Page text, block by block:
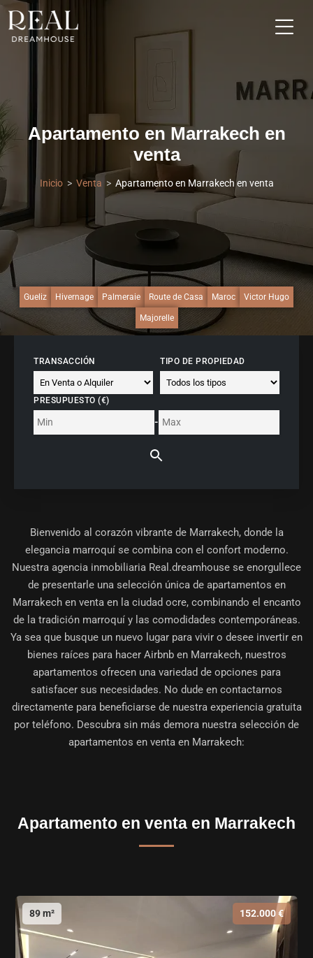
Apartamento en Marrakech en
venta
Inicio Venta Apartamento en Marrakech en venta
Gueliz Hivernage Palmeraie Route de Casa Maroc Victor Hugo
Majorelle
TRANSACCIÓN TIPO DE PROPIEDAD
PRESUPUESTO (€)
-
Bienvenido al corazón vibrante de Marrakech, donde la
elegancia marroquí se combina con el confort moderno.
Nuestra agencia inmobiliaria Real.dreamhouse se enorgullece
de presentarle una selección única de apartamentos en
Marrakech en venta en la ciudad ocre, combinando el encanto
de la tradición marroquí y las comodidades contemporáneas.
Ya sea que busque un nuevo lugar para vivir o desee invertir en
bienes raíces para hacer Airbnb en Marrakech, nuestros
apartamentos ofrecen una variedad de opciones para
satisfacer sus necesidades. No dude en contactarnos
directamente para beneficiarse de nuestra experiencia gratuita
por teléfono. Descubra sin más demora nuestra selección de
apartamentos en venta en Marrakech:
Apartamento en venta en Marrakech
89 m² 152.000 €